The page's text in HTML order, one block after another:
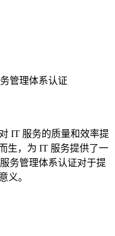
管理体系认证
IT 服务的质量和效率提
生，为 IT 服务提供了一
务管理体系认证对于提
义。